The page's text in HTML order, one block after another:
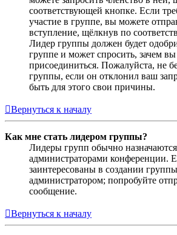
соответствующей кнопке. Если
участие в группе, вы можете
вступление, щёлкнув по
Лидер группы должен будет
группе и может спросить, зачем вы
присоединиться. Пожалуйста, не
группы, если он отклонил ваш
быть для этого свои причины.
Вернуться к началу
Как мне стать лидером группы?
Лидеры групп обычно
администраторами конференции.
заинтересованы в создании
администратором; попробуйте
сообщение.
Вернуться к началу